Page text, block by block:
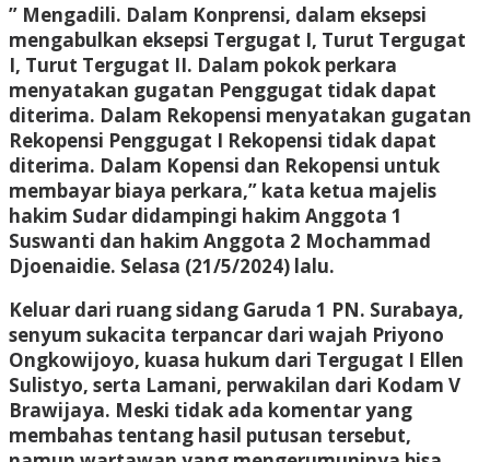
” Mengadili. Dalam Konprensi, dalam eksepsi
mengabulkan eksepsi Tergugat I, Turut Tergugat
I, Turut Tergugat II. Dalam pokok perkara
menyatakan gugatan Penggugat tidak dapat
diterima. Dalam Rekopensi menyatakan gugatan
Rekopensi Penggugat I Rekopensi tidak dapat
diterima. Dalam Kopensi dan Rekopensi untuk
membayar biaya perkara,” kata ketua majelis
hakim Sudar didampingi hakim Anggota 1
Suswanti dan hakim Anggota 2 Mochammad
Djoenaidie. Selasa (21/5/2024) lalu.
Keluar dari ruang sidang Garuda 1 PN. Surabaya,
senyum sukacita terpancar dari wajah Priyono
Ongkowijoyo, kuasa hukum dari Tergugat I Ellen
Sulistyo, serta Lamani, perwakilan dari Kodam V
Brawijaya. Meski tidak ada komentar yang
membahas tentang hasil putusan tersebut,